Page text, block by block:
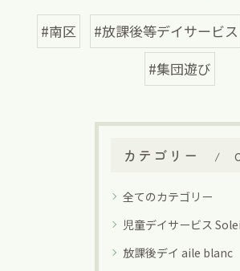
#南区 #放課後等デイサービス
#集団遊び
カテゴリー
全てのカテゴリー
児童デイサービス
放課後デイ aile blanc